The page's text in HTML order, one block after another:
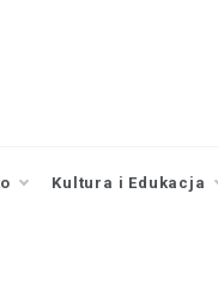
Kultura i Edukacja